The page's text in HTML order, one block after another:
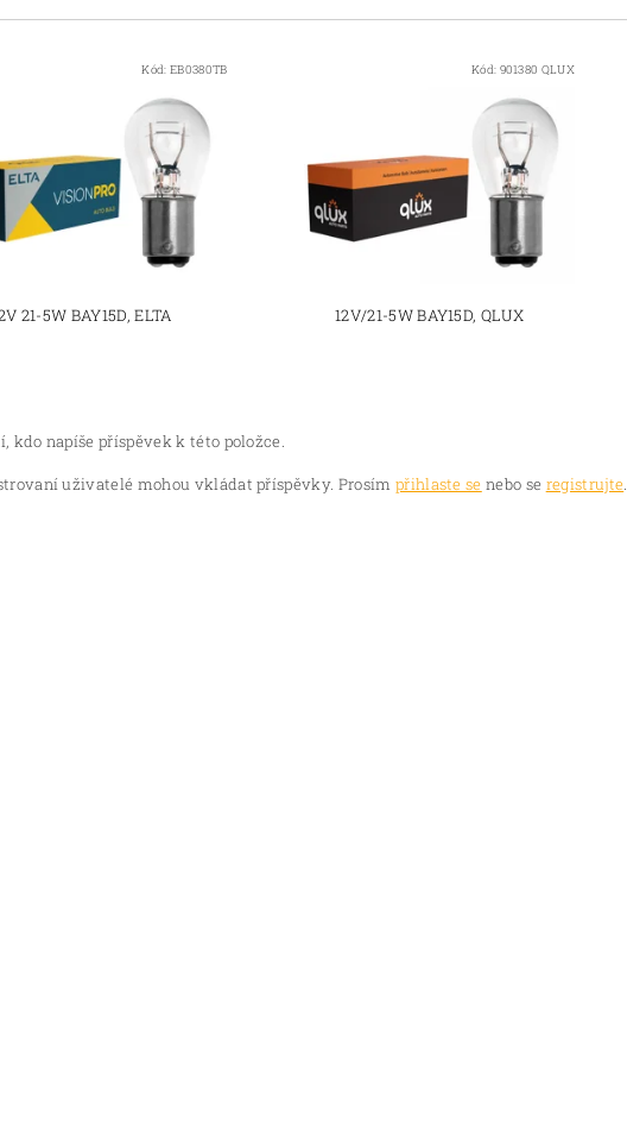
Kód: EB0380TB
21-5W BAY15D, ELTA
Kód: 901380 QLUX
12V/21-5W BAY15D, QLUX
kdo napíše příspěvek k této položce.
uživatelé mohou vkládat příspěvky. Prosím přihlaste se nebo se registrujte.